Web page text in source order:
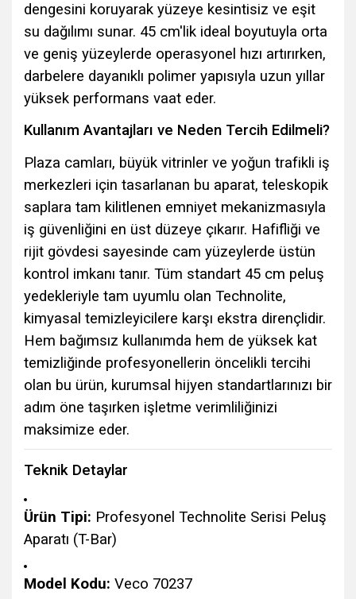
dengesini koruyarak yüzeye kesintisiz ve eşit
su dağılımı sunar. 45 cm'lik ideal boyutuyla orta
ve geniş yüzeylerde operasyonel hızı artırırken,
darbelere dayanıklı polimer yapısıyla uzun yıllar
yüksek performans vaat eder.
Kullanım Avantajları ve Neden Tercih Edilmeli?
Plaza camları, büyük vitrinler ve yoğun trafikli iş
merkezleri için tasarlanan bu aparat, teleskopik
saplara tam kilitlenen emniyet mekanizmasıyla
iş güvenliğini en üst düzeye çıkarır. Hafifliği ve
rijit gövdesi sayesinde cam yüzeylerde üstün
kontrol imkanı tanır. Tüm standart 45 cm peluş
yedekleriyle tam uyumlu olan Technolite,
kimyasal temizleyicilere karşı ekstra dirençlidir.
Hem bağımsız kullanımda hem de yüksek kat
temizliğinde profesyonellerin öncelikli tercihi
olan bu ürün, kurumsal hijyen standartlarınızı bir
adım öne taşırken işletme verimliliğinizi
maksimize eder.
Teknik Detaylar
Ürün Tipi: Profesyonel Technolite Serisi Peluş
Aparatı (T-Bar)
Model Kodu: Veco 70237